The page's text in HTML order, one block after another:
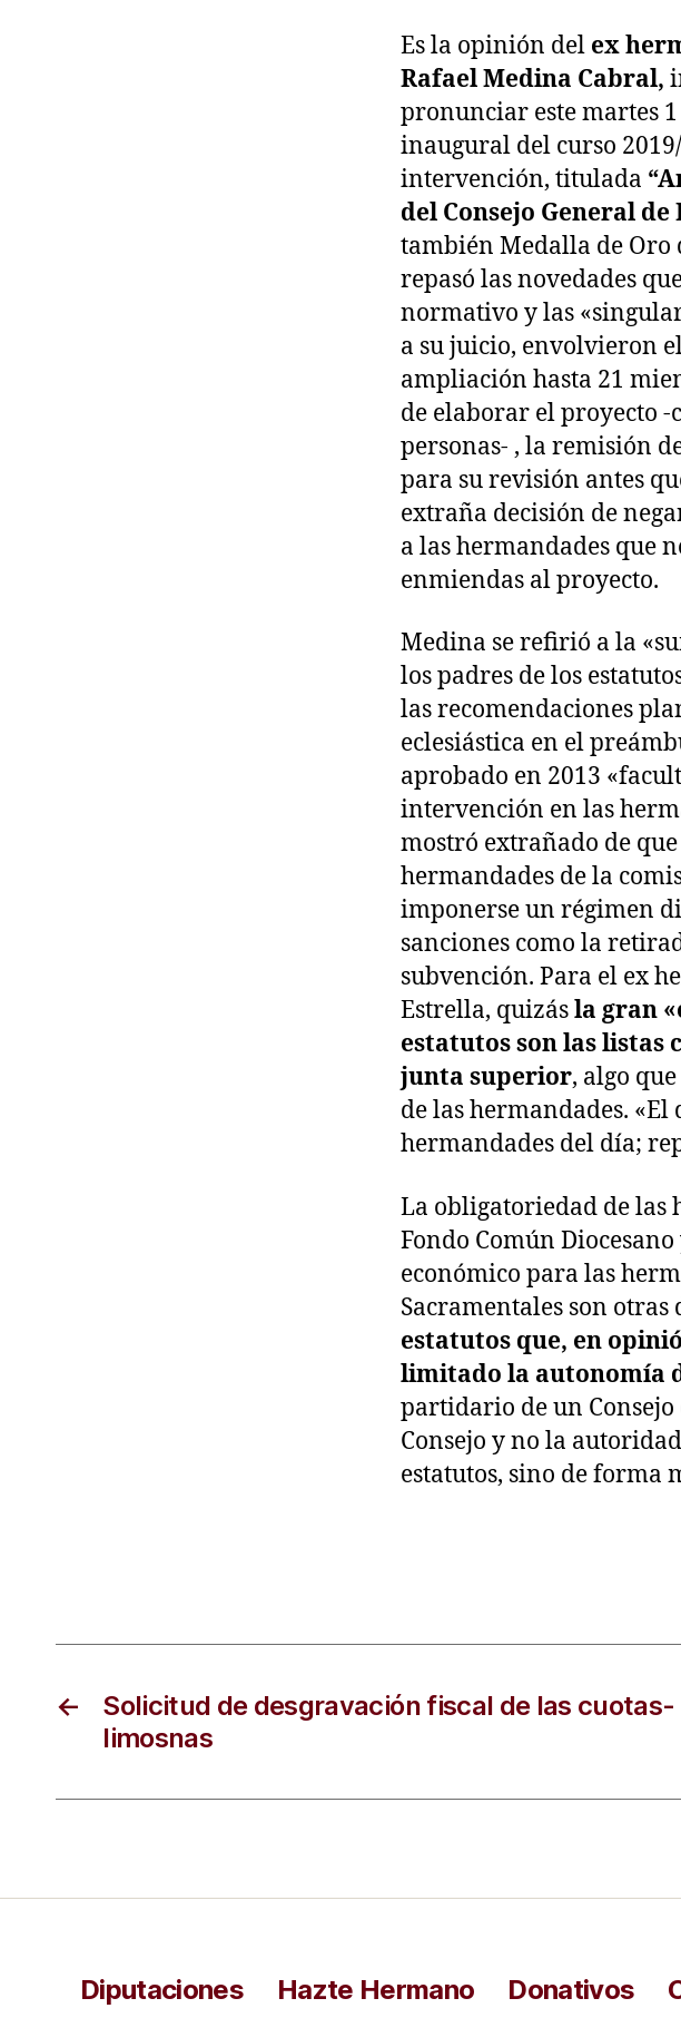
Es la opinión del ex
Rafael Medina Cabral,
pronunciar este martes
inaugural del curso
intervención, titulada
del Consejo General
también Medalla de Oro
repasó las novedades
normativo y las
a su juicio, envolvieron
ampliación hasta 21
de elaborar el proyecto
personas- , la remisión
para su revisión antes
extraña decisión de
a las hermandades que
enmiendas al proyecto.
Medina se refirió a la
los padres de los
las recomendaciones
eclesiástica en el
aprobado en 2013
intervención en las
mostró extrañado de
hermandades de la
imponerse un régimen
sanciones como la
subvención. Para el ex
Estrella, quizásla gran
estatutos son las listas
junta superior, algo
de las hermandades.
hermandades del día;
La obligatoriedad de
Fondo Común
económico para las
Sacramentales son otras
estatutos que, en
limitado la autonomía
partidario de un
Consejo y no la
estatutos, sino de forma
←
Solicitud de desgravación fiscal de las cuotas-
limosnas
Diputaciones Hazte Hermano Donativos